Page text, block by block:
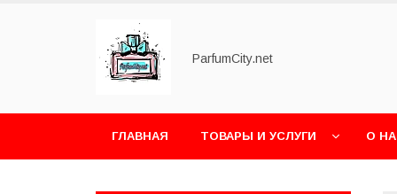
ParfumCity.net
ГЛАВНАЯ ТОВАРЫ И УСЛУГИ О